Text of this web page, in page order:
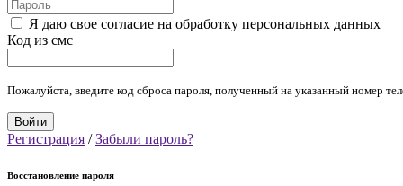
Я даю свое согласие на обработку персональных данных
Код из смс
Пожалуйста, введите код сброса пароля, полученный на указанный номер
Регистрация /Забыли пароль?
Восстановление пароля